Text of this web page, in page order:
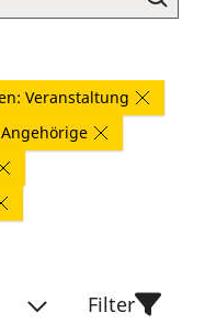
Veranstaltung
Filter